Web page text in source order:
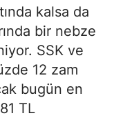
kalsa da
bir nebze
SSK ve
12 zam
bugün en
TL